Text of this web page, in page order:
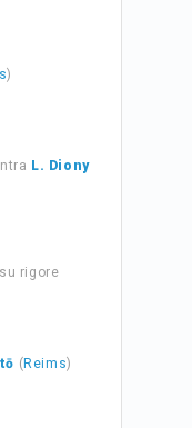
)
L. Diony
rigore
( Reims)